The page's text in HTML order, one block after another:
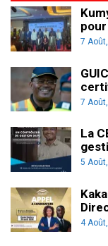
7
7
La
5
4